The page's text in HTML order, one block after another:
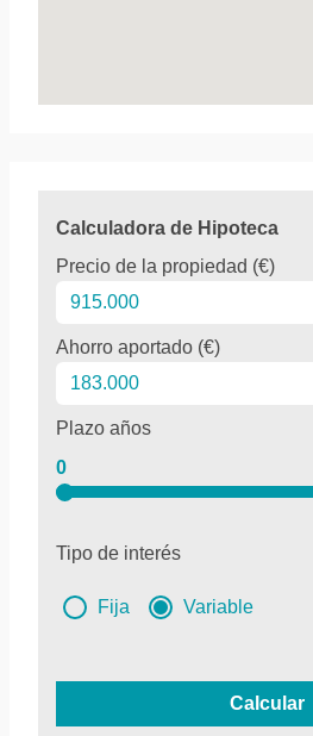
Calculadora de Hipoteca
Precio de la propiedad (€)
Ahorro aportado (€)
Plazo años
0
Tipo de interés
Fija Variable
Calcular